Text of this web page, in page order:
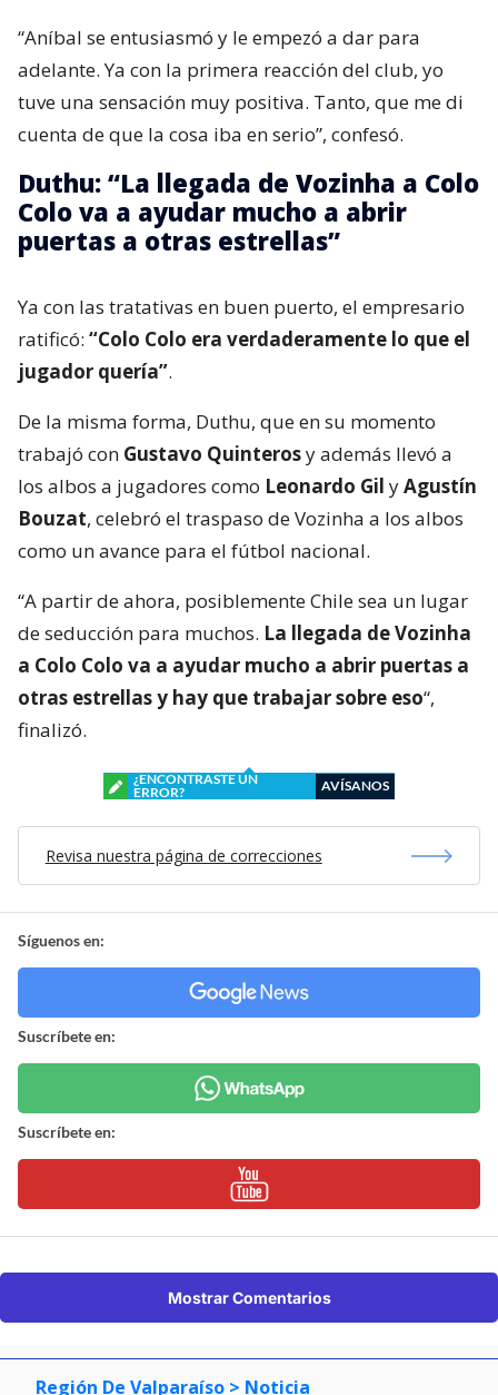
“Aníbal se entusiasmó y le empezó a dar para
adelante. Ya con la primera reacción del club, yo
tuve una sensación muy positiva. Tanto, que me di
cuenta de que la cosa iba en serio”, confesó.
Duthu: “La llegada de Vozinha a Colo
Colo va a ayudar mucho a abrir
puertas a otras estrellas”
Ya con las tratativas en buen puerto, el empresario
ratificó: “Colo Colo era verdaderamente lo que el
jugador quería”.
De la misma forma, Duthu, que en su momento
trabajó con Gustavo Quinterosy además llevó a
los albos a jugadores como Leonardo Gil yAgustín
Bouzat, celebró el traspaso de Vozinha a los albos
como un avance para el fútbol nacional.
“A partir de ahora, posiblemente Chile sea un lugar
de seducción para muchos. La llegada de Vozinha
a Colo Colo va a ayudar mucho a abrir puertas a
otras estrellas y hay que trabajar sobre eso“,
finalizó.
¿ENCONTRASTE UN
ERROR?
AVÍSANOS
Revisa nuestra página de correcciones
Síguenos en:
Suscríbete en:
Suscríbete en:
Mostrar Comentarios
Región De Valparaíso > Noticia